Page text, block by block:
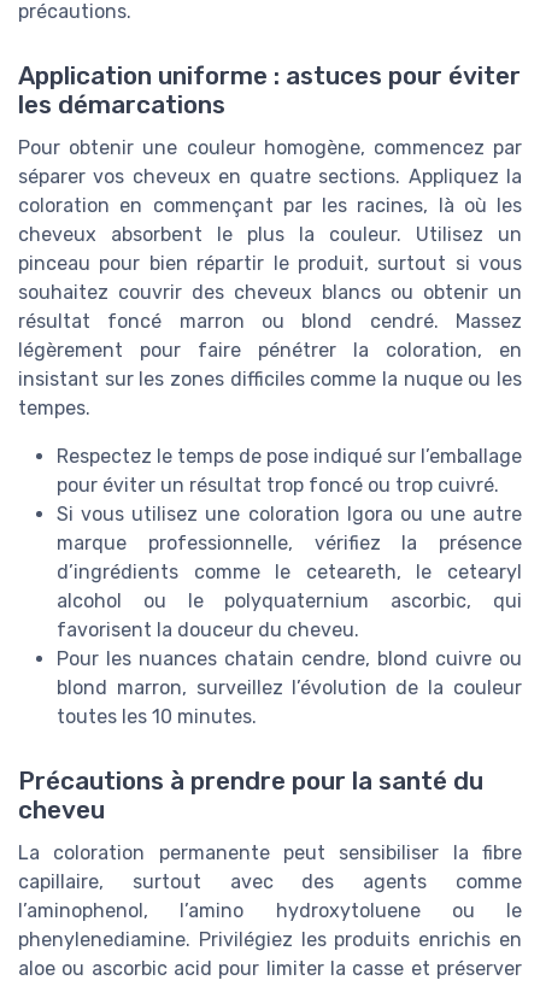
précautions.
Application uniforme : astuces pour éviter
les démarcations
Pour obtenir une couleur homogène, commencez par
séparer vos cheveux en quatre sections. Appliquez la
coloration en commençant par les racines, là où les
cheveux absorbent le plus la couleur. Utilisez un
pinceau pour bien répartir le produit, surtout si vous
souhaitez couvrir des cheveux blancs ou obtenir un
résultat foncé marron ou blond cendré. Massez
légèrement pour faire pénétrer la coloration, en
insistant sur les zones difficiles comme la nuque ou les
tempes.
Respectez le temps de pose indiqué sur l’emballage
pour éviter un résultat trop foncé ou trop cuivré.
Si vous utilisez une coloration Igora ou une autre
marque professionnelle, vérifiez la présence
d’ingrédients comme le ceteareth, le cetearyl
alcohol ou le polyquaternium ascorbic, qui
favorisent la douceur du cheveu.
Pour les nuances chatain cendre, blond cuivre ou
blond marron, surveillez l’évolution de la couleur
toutes les 10 minutes.
Précautions à prendre pour la santé du
cheveu
La coloration permanente peut sensibiliser la fibre
capillaire, surtout avec des agents comme
l’aminophenol, l’amino hydroxytoluene ou le
phenylenediamine. Privilégiez les produits enrichis en
aloe ou ascorbic acid pour limiter la casse et préserver